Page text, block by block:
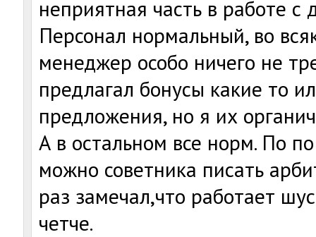
неприятная часть в работе
Персонал нормальный, во
менеджер особо ничего не
предлагал бонусы какие то
предложения, но я их
А в остальном все норм. По
можно советника писать
раз замечал,что работает
четче.